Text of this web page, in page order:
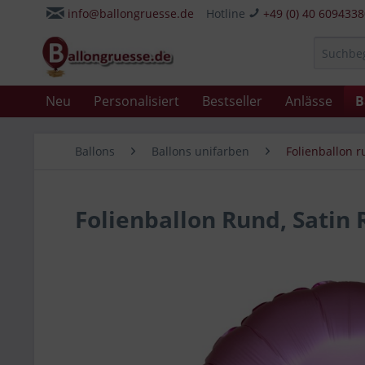
info@ballongruesse.de Hotline +49 (0) 40
Neu Personalisiert Bestseller Anlässe
Ballons Ballons unifarben Folienballon
Folienballon Rund, Satin